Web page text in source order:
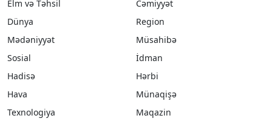
Elm və Təhsil
Cəmiyyət
Dünya
Region
Mədəniyyət
Müsahibə
Sosial
İdman
Hadisə
Hərbi
Hava
Münaqişə
Texnologiya
Maqazin